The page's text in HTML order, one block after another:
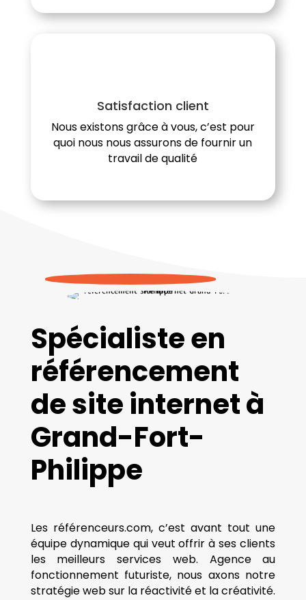
Satisfaction client
Nous existons grâce à vous, c’est pour
quoi nous nous assurons de fournir un
travail de qualité
Spécialiste en
référencement
de site internet à
Grand-Fort-
Philippe
Les référenceurs.com, c’est avant tout une
équipe dynamique qui veut offrir à ses clients
les meilleurs services web. Agence au
fonctionnement futuriste, nous axons notre
stratégie web sur la réactivité et la créativité.